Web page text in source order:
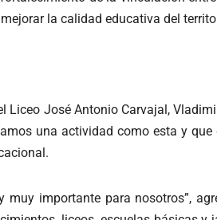
la calidad educativa del
Liceo José Antonio Carvajal,
una actividad como esta y que
importante para nosotros”,